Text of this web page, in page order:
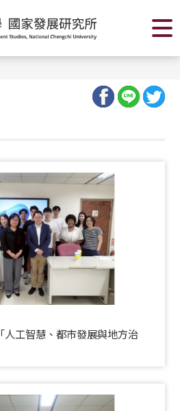
人工智慧、都市發展與地方治